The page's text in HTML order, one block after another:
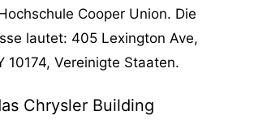
Cooper Union. Die
lautet: 405 Lexington Ave,
10174, Vereinigte Staaten.
Chrysler Building